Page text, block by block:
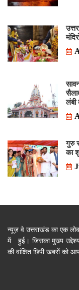
लंबी
गुरु
का
न्यूज़ वे उत्तराखंड का एक
में हुई। जिसका मुख्य उद्देश्य
की वांक्षित छिपी खबरों को